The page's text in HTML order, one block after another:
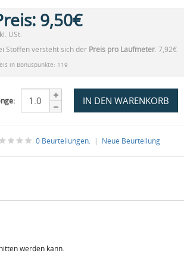
9,50€
USt.
Stoffen versteht sich der Preis pro Laufmeter. 7,92€
in Bonuspunkte: 119
0 Beurteilungen.| Neue Beurteilung
werden kann.